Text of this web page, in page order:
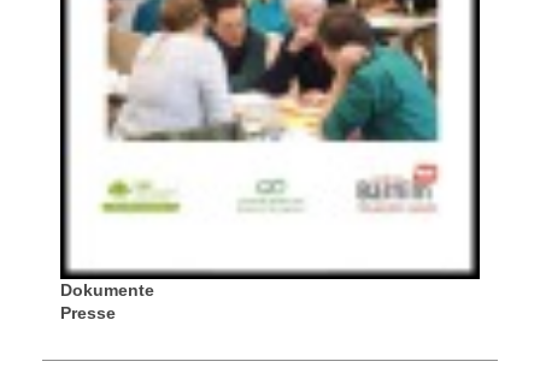
Dokumente
Presse